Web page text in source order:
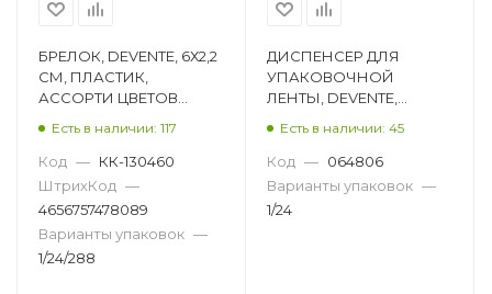
БРЕЛОК, DEVENTE, 6Х2,2
СМ, ПЛАСТИК,
АССОРТИ ЦВЕТОВ
Есть в наличии: 117
Код — КК-130460
ШтрихКод —
4656757478089
Варианты упаковок —
1/24/288
ДИСПЕНСЕР ДЛЯ
УПАКОВОЧНОЙ
ЛЕНТЫ, DEVENTE,
Есть в наличии: 45
Код — 064806
Варианты упаковок —
1/24